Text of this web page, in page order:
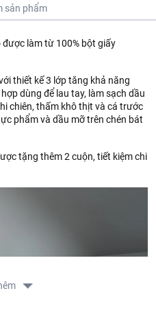
sản phẩm
được làm từ 100% bột giấy
thiết kế 3 lớp tăng khả năng
dùng để lau tay, làm sạch dầu
chiên, thấm khô thịt và cá trước
phẩm và dầu mỡ trên chén bát
tặng thêm 2 cuộn, tiết kiệm chi